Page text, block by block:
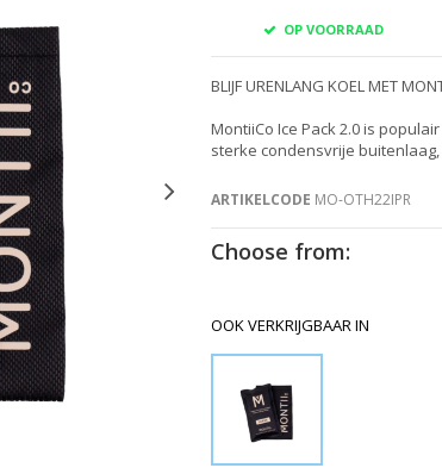
OP VOORRAAD
BLIJF URENLANG KOEL MET
MontiiCo Ice Pack 2.0 is
sterke condensvrije
ARTIKELCODE MO-OTH22IPR
Choose from:
OOK VERKRIJGBAAR IN